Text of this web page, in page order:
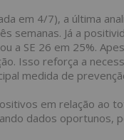
em 4/7), a última
Já a
a SE 26 em 25%.
Isso reforça a
medida de
em relação ao
dados